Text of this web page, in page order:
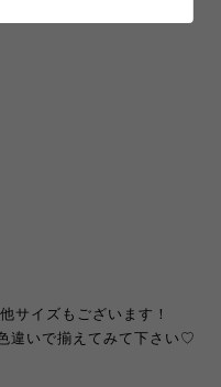
サイズもございます！
違いで揃えてみて下さい♡